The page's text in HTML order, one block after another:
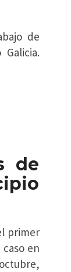
de
Galicia.
de
primer
en